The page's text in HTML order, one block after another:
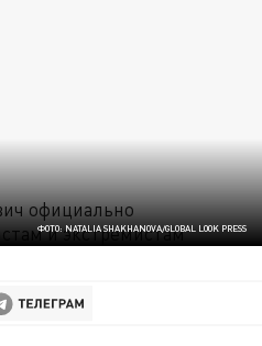
ФОТО: NATALIA SHAKHANOVA/GLOBAL LOOK PRESS